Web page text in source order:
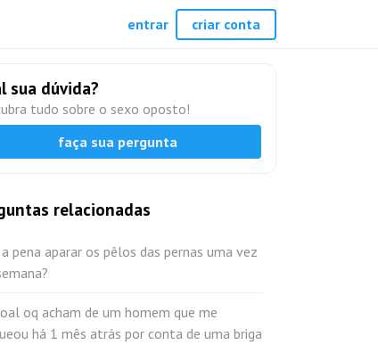
sua dúvida?
tudo sobre o sexo oposto!
faça sua pergunta
relacionadas
pena aparar os pêlos das pernas uma vez
oq acham de um homem que me
há 1 mês atrás por conta de uma briga
entrar criar conta